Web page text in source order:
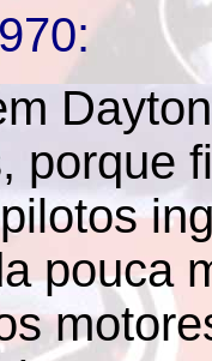
porque
pouca